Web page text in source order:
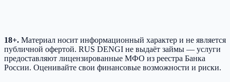
18+. Материал носит информационный характер и не является
публичной офертой. RUS DENGI не выдаёт займы — услуги
предоставляют лицензированные МФО из реестра Банка
России. Оценивайте свои финансовые возможности и риски.